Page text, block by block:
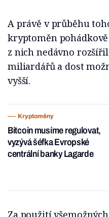
A právě v průběhu
kryptoměn
z nich nedávno
miliardářů a dost
vyšší.
Kryptoměny
Bitcoin musíme regulovat,
vyzývá šéfka Evropské
centrální banky Lagarde
Za použití